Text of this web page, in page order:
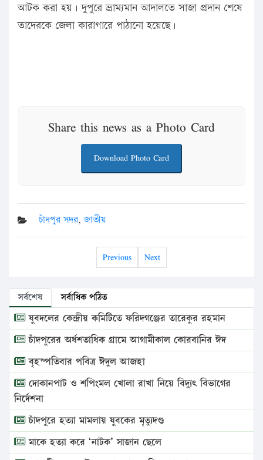
আটক করা হয়। দুপুরে ভ্রাম্যমান আদালতে সাজা প্রদান শেষে
তাদেরকে জেলা কারাগারে পাঠানো হয়েছে।
Share this news as a Photo Card
Download Photo Card
চাঁদপুর সদর,জাতীয়
Previous Next
সর্বশেষ সর্বাধিক পঠিত
যুবদলের কেন্দ্রীয় কমিটিতে ফরিদগঞ্জের তারেকুর রহমান
চাঁদপুরের অর্ধশতাধিক গ্রামে আগামীকাল কোরবানির ঈদ
বৃহস্পতিবার পবিত্র ঈদুল আজহা
দোকানপাট ও শপিংমল খোলা রাখা নিয়ে বিদ্যুৎ বিভাগের
নির্দেশনা
চাঁদপুরে হত্যা মামলায় যুবকের মৃত্যুদণ্ড
মাকে হত্যা করে ‘নাটক’ সাজান ছেলে